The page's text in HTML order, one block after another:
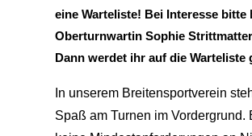
eine Warteliste! Bei Interesse bitte
Oberturnwartin Sophie
Dann werdet ihr auf die Warteliste
In unserem Breitensportverein
Spaß am Turnen im Vordergrund.